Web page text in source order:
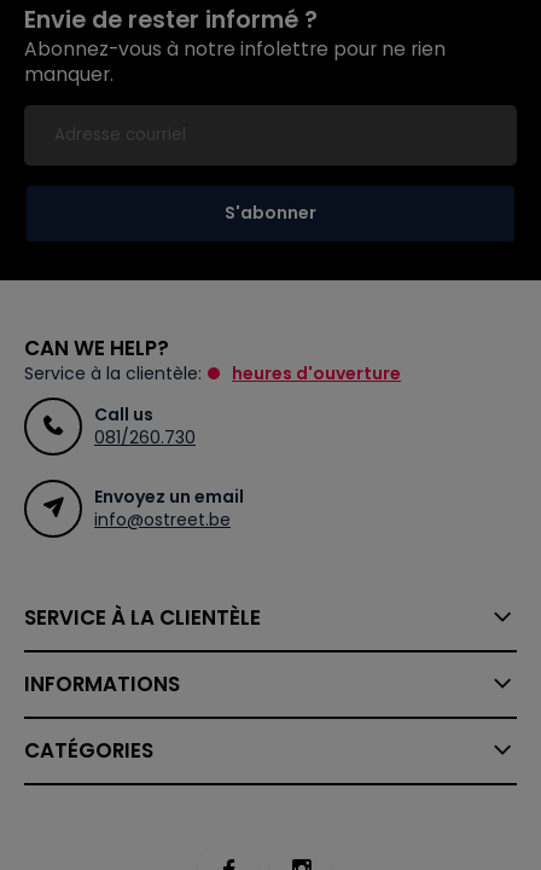
Envie de rester informé ?
Abonnez-vous à notre infolettre pour ne rien
manquer.
S'abonner
CAN WE HELP?
Service à la clientèle:
heures d'ouverture
Call us
081/260.730
Envoyez un email
info@ostreet.be
SERVICE À LA CLIENTÈLE
INFORMATIONS
CATÉGORIES